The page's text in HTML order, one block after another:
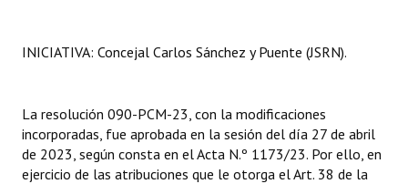
Entrega de distinciones
INICIATIVA: Concejal Carlos Sánchez y Puente (JSRN).
La resolución 090-PCM-23, con la modificaciones
incorporadas, fue aprobada en la sesión del día 27 de abril
de 2023, según consta en el Acta N.º 1173/23. Por ello, en
ejercicio de las atribuciones que le otorga el Art. 38 de la